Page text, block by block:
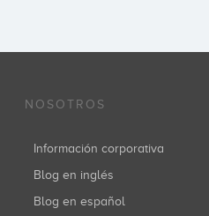
NOSOTROS
Información corporativa
Blog en inglés
Blog en español